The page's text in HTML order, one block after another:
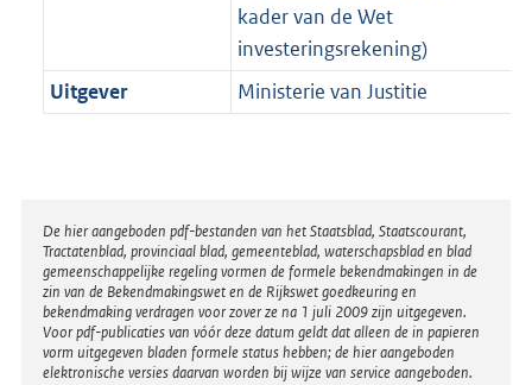
kader van de Wet
investeringsrekening)
Uitgever
Ministerie van Justitie
Disclaimer
De hier aangeboden pdf-bestanden van het Staatsblad, Staatscourant,
Tractatenblad, provinciaal blad, gemeenteblad, waterschapsblad en blad
gemeenschappelijke regeling vormen de formele bekendmakingen in de
zin van de Bekendmakingswet en de Rijkswet goedkeuring en
bekendmaking verdragen voor zover ze na 1 juli 2009 zijn uitgegeven.
Voor pdf-publicaties van vóór deze datum geldt dat alleen de in papieren
vorm uitgegeven bladen formele status hebben; de hier aangeboden
elektronische versies daarvan worden bij wijze van service aangeboden.